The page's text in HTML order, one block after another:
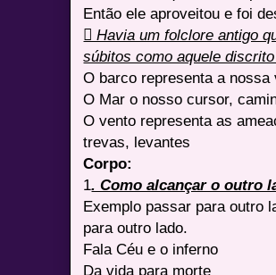
Então ele aproveitou e foi
 Havia um folclore antigo
súbitos como aquele
O barco representa a nossa
O Mar o nosso cursor,
O vento representa as
trevas, levantes
Corpo:
1. Como alcançar o outro
Exemplo passar para outro
para outro lado.
Fala Céu e o inferno
Da vida para morte